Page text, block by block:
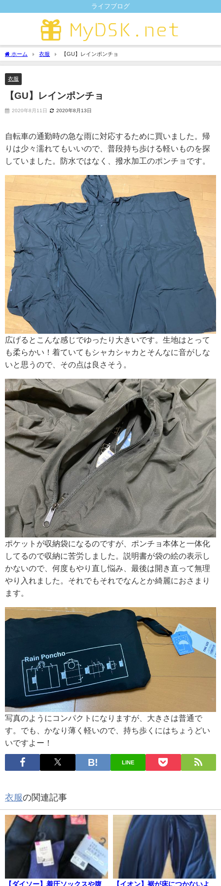
ライフブログ
ホーム 衣服 【GU】レインポンチョ
衣服
【GU】レインポンチョ
2020年8月11日 2020年8月13日
自転車の通勤時の急な雨に対応するために買いました。帰
りは少々濡れてもいいので、普段持ち歩ける軽いものを探
していました。防水ではなく、撥水加工のポンチョです。
広げるとこんな感じでゆったり大きいです。生地はとって
も柔らかい！着ていてもシャカシャカとそんなに音がしな
いと思うので、その点は良さそう。
ポケットが収納袋になるのですが、ポンチョ本体と一体化
してるので収納に苦労しました。説明書が袋の絵の表示し
かないので、何度もやり直し悩み、最後は開き直って無理
やり入れました。それでもそれでなんとか綺麗におさまり
ます。
写真のようにコンパクトになりますが、大きさは普通で
す。でも、かなり薄く軽いので、持ち歩くにはちょうどい
いですよー！
LINE
衣服の関連記事
【ダイソー】着圧ソックスや腹 【イオン】裾が床につかないよ